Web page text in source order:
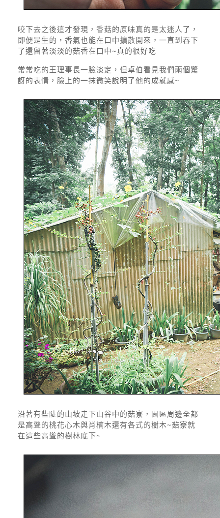
咬下去之後這才發現，香菇的原味真的是太迷人了，
即便是生的，香氣也能在口中擴散開來，一直到吞下
了還留著淡淡的菇香在口中~真的很好吃
常常吃的王理事長一臉淡定，但卓伯看見我們兩個驚
訝的表情，臉上的一抹微笑說明了他的成就感~
沿著有些陡的山坡走下山谷中的菇寮，園區周邊全都
是高聳的桃花心木與肖楠木還有各式的樹木~菇寮就
在這些高聳的樹林底下~